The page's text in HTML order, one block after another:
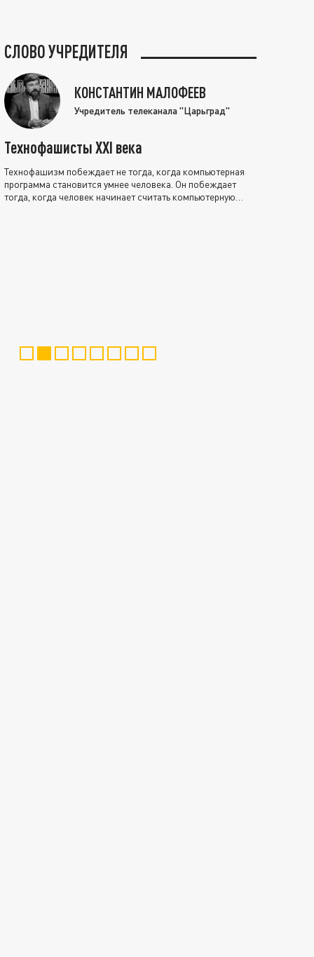
СЛОВО УЧРЕДИТЕЛЯ
КОНСТАНТИН МАЛОФЕЕВ
Учредитель телеканала "Царьград"
Технофашисты XXI века
Технофашизм побеждает не тогда, когда компьютерная
программа становится умнее человека. Он побеждает
тогда, когда человек начинает считать компьютерную